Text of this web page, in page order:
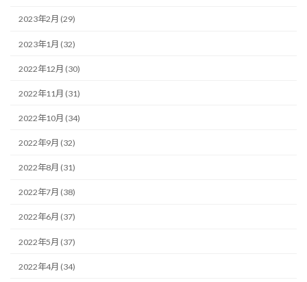
2023年2月 (29)
2023年1月 (32)
2022年12月 (30)
2022年11月 (31)
2022年10月 (34)
2022年9月 (32)
2022年8月 (31)
2022年7月 (38)
2022年6月 (37)
2022年5月 (37)
2022年4月 (34)